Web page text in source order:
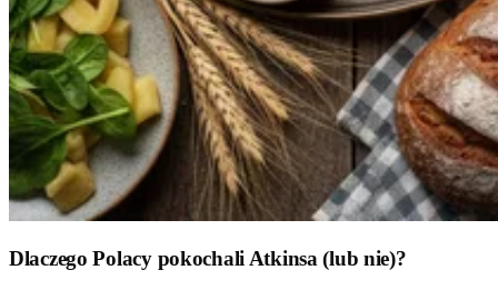
Dlaczego Polacy pokochali Atkinsa (lub nie)?